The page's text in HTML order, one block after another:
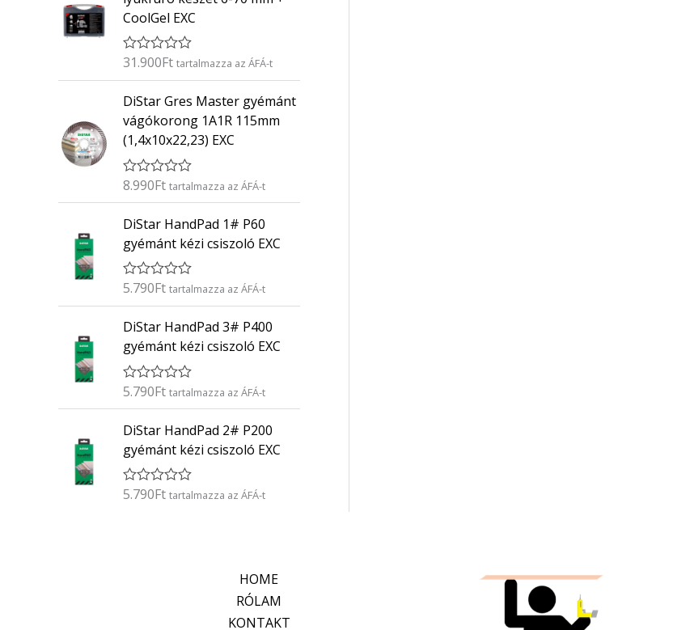
e
l
s
:
0
/
5
CoolGel EXC
É
é
e
l
s
:
0
/
5
31.900Ft tartalmazza az ÁFÁ-t
DiStar Gres Master gyémánt
vágókorong 1A1R 115mm
(1,4x10x22,23) EXC
É
é
e
é
s
/
8.990Ft tartalmazza az ÁFÁ-t
DiStar HandPad 1# P60
gyémánt kézi csiszoló EXC
É
é
e
é
s
/
5.790Ft tartalmazza az ÁFÁ-t
DiStar HandPad 3# P400
gyémánt kézi csiszoló EXC
É
é
e
é
s
5.790Ft tartalmazza az ÁFÁ-t
DiStar HandPad 2# P200
gyémánt kézi csiszoló EXC
É
5.790Ft tartalmazza az ÁFÁ-t
HOME
RÓLAM
KONTAKT